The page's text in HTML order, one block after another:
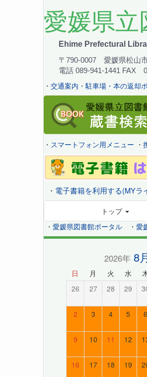
愛媛県立
Ehime Prefectural
〒790-0007 愛媛県松山
電話 089-941-1441 FAX
・ 交通案内・駐車場・本の返却
・ スマートフォン用メニュー ・
・ 電子書籍を利用する(MYラ
トップ
・ 愛媛県図書館ポータル ・ 愛
2026年 8
日 月 火 水
26 27 28 29
2 3 4 5 6
9 10 11 12
16 17 18 19